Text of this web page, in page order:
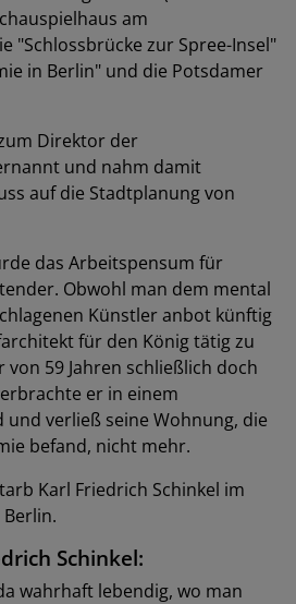
am
"Schlossbrücke zur Spree-Insel"
in Berlin" und die Potsdamer
Direktor der
und nahm damit
auf die Stadtplanung von
das Arbeitspensum für
Obwohl man dem mental
Künstler anbot künftig
für den König tätig zu
59 Jahren schließlich doch
er in einem
verließ seine Wohnung, die
befand, nicht mehr.
Karl Friedrich Schinkel im
Schinkel:
wahrhaft lebendig, wo man